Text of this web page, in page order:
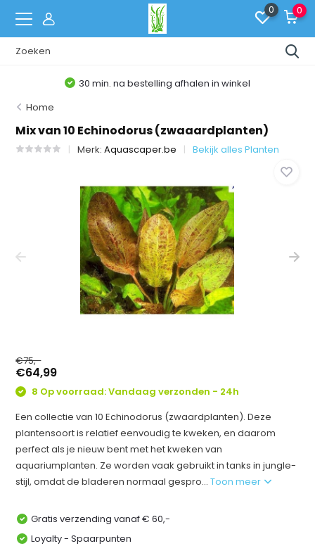
0 0
30 min. na bestelling afhalen in winkel
Home
Mix van 10 Echinodorus (zwaaardplanten)
Merk:Aquascaper.be Bekijk alles Planten
€75,-
€64,99
8 Op voorraad: Vandaag verzonden - 24h
Een collectie van 10 Echinodorus (zwaardplanten). Deze
plantensoort is relatief eenvoudig te kweken, en daarom
perfect als je nieuw bent met het kweken van
aquariumplanten. Ze worden vaak gebruikt in tanks in jungle-
stijl, omdat de bladeren normaal gespro...Toon meer
Gratis verzending vanaf € 60,-
Loyalty - Spaarpunten